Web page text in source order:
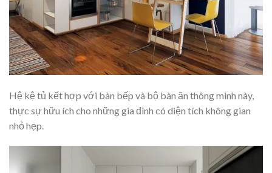
Hệ kệ tủ kết hợp với bàn bếp và bộ bàn ăn thông minh này,
thực sự hữu ích cho những gia đình có diện tích không gian
nhỏ hẹp.